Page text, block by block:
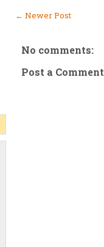
← Newer Post
No comments:
Post a Comment